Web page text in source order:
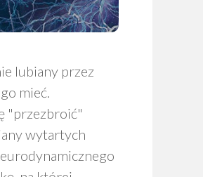
lubiany przez
mieć.
"przezbroić"
wytartych